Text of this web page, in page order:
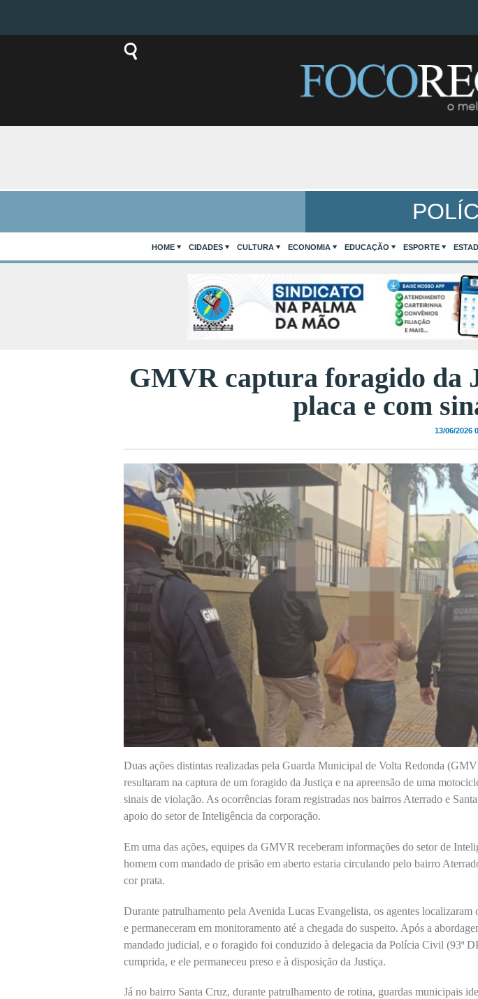
HOME CIDADES CULTURA ECONOMIA EDUCAÇÃO ESPORTE
GMVR captura foragido da
placa e com
13/06/2026
Duas ações distintas realizadas pela Guarda Municipal de Volta Redonda
resultaram na captura de um foragido da Justiça e na apreensão de uma
sinais de violação. As ocorrências foram registradas nos bairros Aterrado e
apoio do setor de Inteligência da corporação.
Em uma das ações, equipes da GMVR receberam informações do setor de
homem com mandado de prisão em aberto estaria circulando pelo bairro
cor prata.
Durante patrulhamento pela Avenida Lucas Evangelista, os agentes localizaram
e permaneceram em monitoramento até a chegada do suspeito. Após a
mandado judicial, e o foragido foi conduzido à delegacia da Polícia Civil (93ª
cumprida, e ele permaneceu preso e à disposição da Justiça.
Já no bairro Santa Cruz, durante patrulhamento de rotina, guardas municipais